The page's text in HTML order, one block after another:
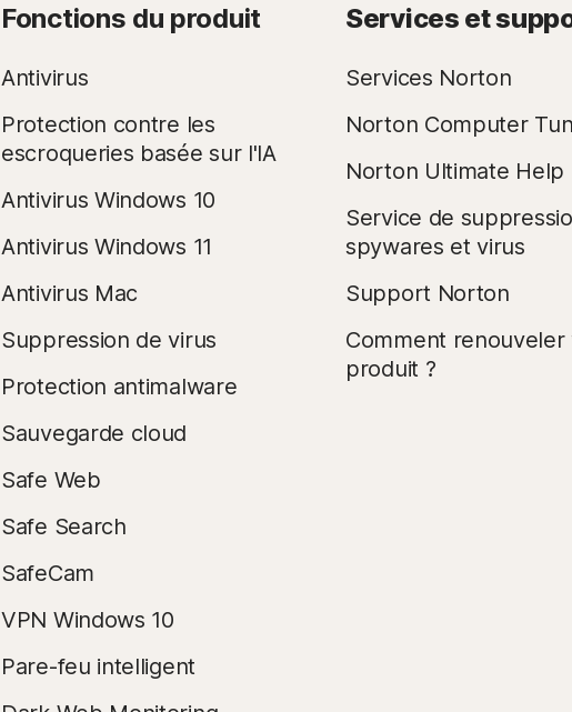
Fonctions du produit
Antivirus
Protection contre les
escroqueries basée sur l'IA
Antivirus Windows 10
Antivirus Windows 11
Antivirus Mac
Suppression de virus
Protection antimalware
Sauvegarde cloud
Safe Web
Safe Search
SafeCam
VPN Windows 10
Pare-feu intelligent
Services et
Services Norton
Norton Computer
Norton Ultimate Help
Service de
spywares et virus
Support Norton
Comment renouveler
produit ?